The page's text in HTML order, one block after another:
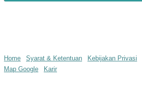
Home Syarat & Ketentuan Kebijakan Privasi
Map Google
Karir